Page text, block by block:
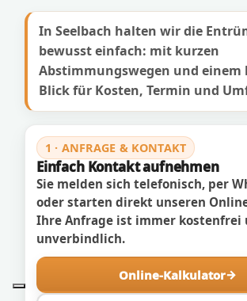
In Seelbach halten wir die
bewusst einfach: mit kurzen
Abstimmungswegen und einem
Blick für Kosten, Termin und
1 · ANFRAGE & KONTAKT
Einfach Kontakt aufnehmen
Sie melden sich telefonisch, per
oder starten direkt unseren
Ihre Anfrage ist immer kostenfrei
unverbindlich.
Online-Kalkulator